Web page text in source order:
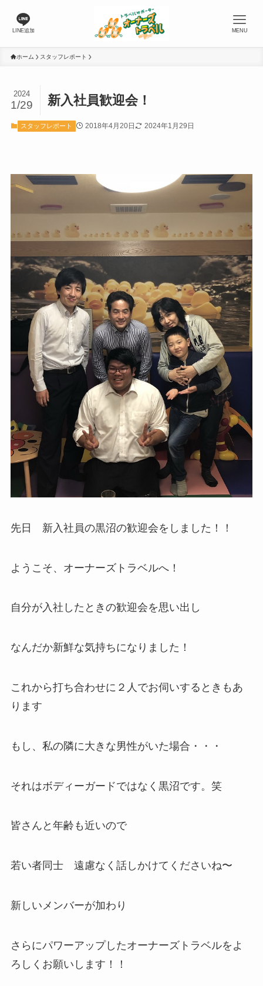
LINE追加 MENU
ホーム スタッフレポート
新入社員歓迎会！
2024
1/29
スタッフレポート 2018年4月20日 2024年1月29日
先日 新入社員の黒沼の歓迎会をしました！！
ようこそ、オーナーズトラベルへ！
自分が入社したときの歓迎会を思い出し
なんだか新鮮な気持ちになりました！
これから打ち合わせに２人でお伺いするときもあ
ります
もし、私の隣に大きな男性がいた場合・・・
それはボディーガードではなく黒沼です。笑
皆さんと年齢も近いので
若い者同士 遠慮なく話しかけてくださいね〜
新しいメンバーが加わり
さらにパワーアップしたオーナーズトラベルをよ
ろしくお願いします！！